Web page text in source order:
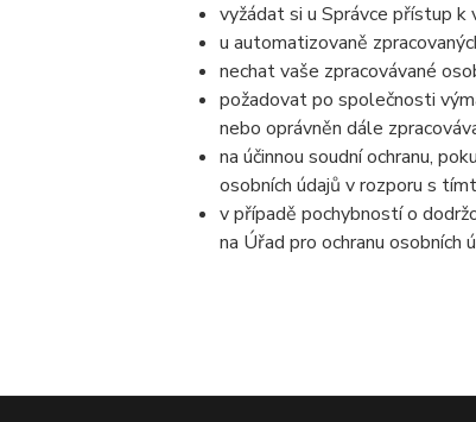
vyžádat si u Správce přístup k
u automatizovaně
nechat vaše zpracovávané
požadovat po společnosti
nebo oprávněn dále
na účinnou soudní ochranu,
osobních údajů v rozporu s
v případě pochybností o
na Úřad pro ochranu osobních